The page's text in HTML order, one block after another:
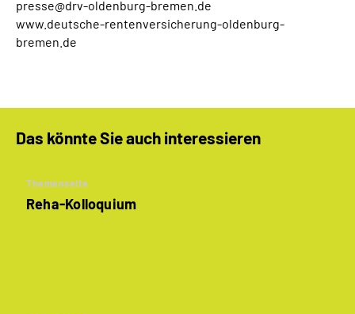
presse@drv-oldenburg-bremen.de
www.deutsche-rentenversicherung-oldenburg-
bremen.de
Das könnte Sie auch interessieren
Themenseite
Reha-Kolloquium